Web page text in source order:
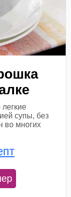
супы, без
во многих